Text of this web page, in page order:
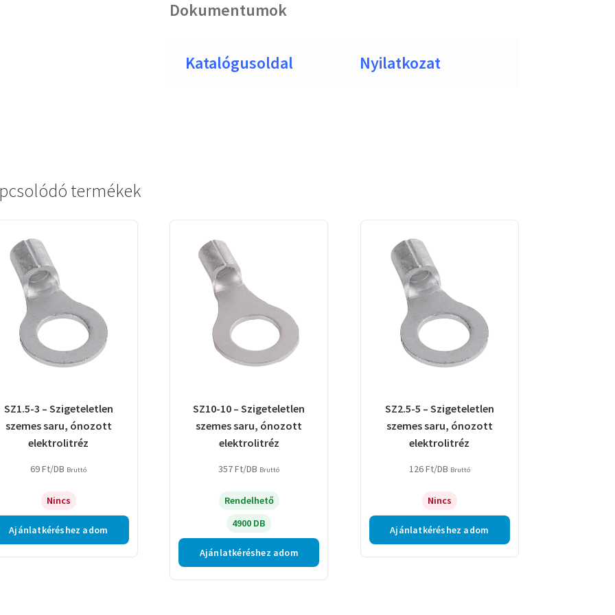
Dokumentumok
Katalógusoldal Nyilatkozat
termékek
SZ1.5-3 – Szigeteletlen
szemes saru, ónozott
elektrolitréz
69Ft/DB Bruttó
Nincs
Ajánlatkéréshez adom
SZ10-10 – Szigeteletlen
szemes saru, ónozott
elektrolitréz
357Ft/DB Bruttó
Rendelhető
4900 DB
Ajánlatkéréshez adom
SZ2.5-5 – Szigeteletlen
szemes saru, ónozott
elektrolitréz
126Ft/DB Bruttó
Nincs
Ajánlatkéréshez adom